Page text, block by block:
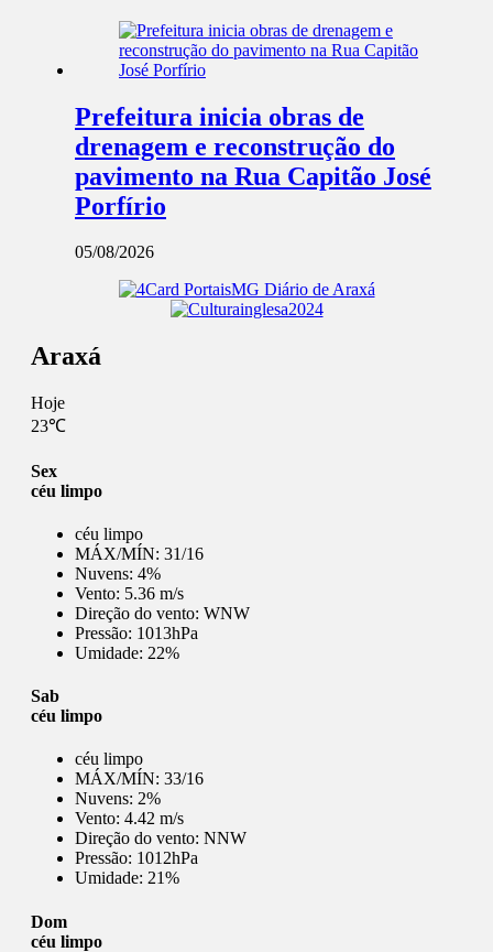
Prefeitura inicia obras de
drenagem e reconstrução do
pavimento na Rua Capitão José
Porfírio
05/08/2026
Araxá
Hoje
23℃
Sex
céu limpo
céu limpo
MÁX/MÍN: 31/16
Nuvens: 4%
Vento: 5.36 m/s
Direção do vento: WNW
Pressão: 1013hPa
Umidade: 22%
Sab
céu limpo
céu limpo
MÁX/MÍN: 33/16
Nuvens: 2%
Vento: 4.42 m/s
Direção do vento: NNW
Pressão: 1012hPa
Umidade: 21%
Dom
céu limpo